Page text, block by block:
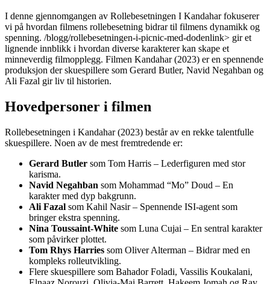
I denne gjennomgangen av Rollebesetningen I Kandahar fokuserer
vi på hvordan filmens rollebesetning bidrar til filmens dynamikk og
spenning. /blogg/rollebesetningen-i-picnic-med-dodenlink> gir et
lignende innblikk i hvordan diverse karakterer kan skape et
minneverdig filmopplegg. Filmen Kandahar (2023) er en spennende
produksjon der skuespillere som Gerard Butler, Navid Negahban og
Ali Fazal gir liv til historien.
Hovedpersoner i filmen
Rollebesetningen i Kandahar (2023) består av en rekke talentfulle
skuespillere. Noen av de mest fremtredende er:
Gerard Butler som Tom Harris – Lederfiguren med stor
karisma.
Navid Negahban som Mohammad “Mo” Doud – En
karakter med dyp bakgrunn.
Ali Fazal som Kahil Nasir – Spennende ISI-agent som
bringer ekstra spenning.
Nina Toussaint-White som Luna Cujai – En sentral karakter
som påvirker plottet.
Tom Rhys Harries som Oliver Alterman – Bidrar med en
kompleks rolleutvikling.
Flere skuespillere som Bahador Foladi, Vassilis Koukalani,